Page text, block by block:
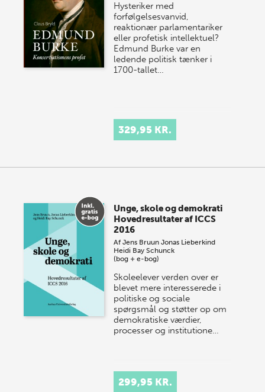
Hysteriker med
forfølgelsesvanvid,
reaktionær parlamentariker
eller profetisk intellektuel?
Edmund Burke var en
ledende politisk tænker i
1700-tallet…
329,95 KR.
Unge, skole og demokrati
Hovedresultater af ICCS
2016
AfJens Bruun Jonas Lieberkind
Heidi Bay Schunck
(bog + e-bog)
Skoleelever verden over er
blevet mere interesserede i
politiske og sociale
spørgsmål og støtter op om
demokratiske værdier,
processer og institutione…
299,95 KR.